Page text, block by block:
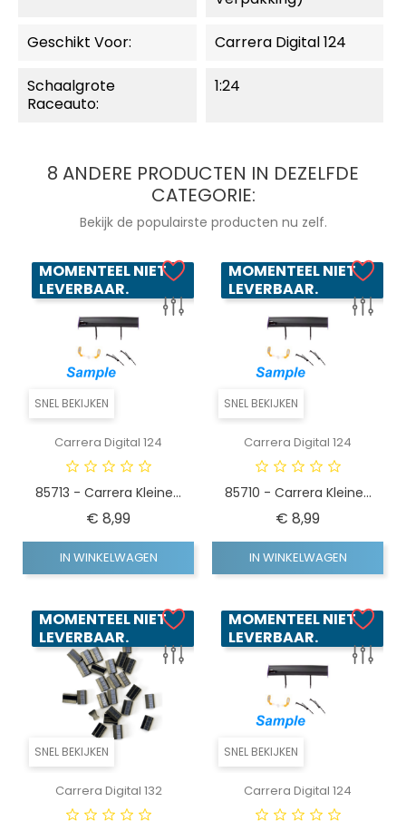
Geschikt Voor: Carrera Digital 124
Schaalgrote
Raceauto:
1:24
8 ANDERE PRODUCTEN IN DEZELFDE
CATEGORIE:
Bekijk de populairste producten nu zelf.
SNEL BEKIJKEN
MOMENTEEL NIET
LEVERBAAR.
Carrera Digital 124
85713 - Carrera Kleine...
€ 8,99Prijs
IN WINKELWAGEN
SNEL BEKIJKEN
MOMENTEEL NIET
LEVERBAAR.
Carrera Digital 124
85710 - Carrera Kleine...
€ 8,99Prijs
IN WINKELWAGEN
SNEL BEKIJKEN
MOMENTEEL NIET
LEVERBAAR.
Carrera Digital 132
SNEL BEKIJKEN
MOMENTEEL NIET
LEVERBAAR.
Carrera Digital 124